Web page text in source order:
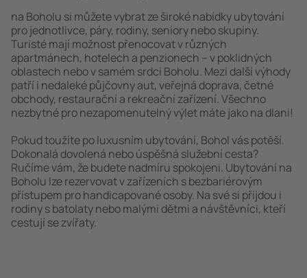
na Boholu si můžete vybrat ze široké nabídky ubytování
pro jednotlivce, páry, rodiny, seniory nebo skupiny.
Turisté mají možnost přenocovat v různých
apartmánech, hotelech a penzionech – v poklidných
oblastech nebo v samém srdci Boholu. Mezi další výhody
patří i nedaleké půjčovny aut, veřejná doprava, četné
obchody, restaurační a rekreační zařízení. Všechno
nezbytné pro nezapomenutelný výlet máte jako na dlani!
Pokud toužíte po luxusním ubytování, Bohol vás potěší.
Dokonalá dovolená nebo úspěšná služební cesta?
Ručíme vám, že budete nadmíru spokojeni. Ubytování na
Boholu lze rezervovat v zařízeních s bezbariérovým
přístupem pro handicapované osoby. Na své si přijdou i
rodiny s batolaty nebo malými dětmi a návštěvníci, kteří
cestují se zvířaty.